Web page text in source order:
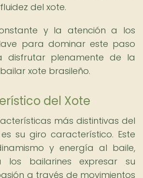
del xote.
y la atención a los
para dominar este paso
disfrutar plenamente de la
xote brasileño.
del Xote
más distintivas del
su giro característico. Este
y energía al baile,
los bailarines expresar su
a través de movimientos